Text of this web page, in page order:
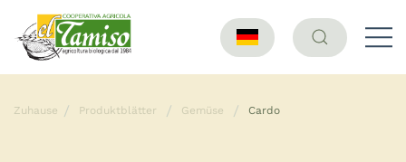
Zuhause Produktblätter Gemüse Cardo